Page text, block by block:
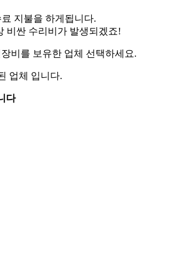
지불을 하게됩니다.
비싼 수리비가 발생되겠죠!
비를 보유한 업체 선택하세요.
업체 입니다.
다